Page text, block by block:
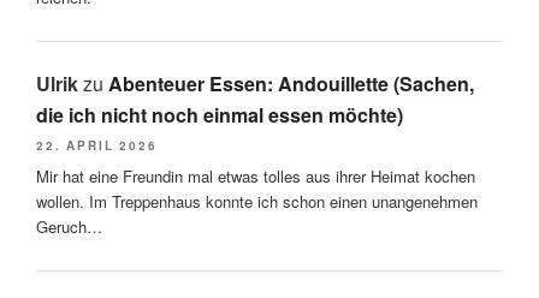
Ulrikzu Abenteuer Essen: Andouillette (Sachen,
die ich nicht noch einmal essen möchte)
22. APRIL 2026
Mir hat eine Freundin mal etwas tolles aus ihrer Heimat kochen
wollen. Im Treppenhaus konnte ich schon einen unangenehmen
Geruch…